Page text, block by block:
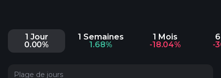
1 Jour
0.00%
1 Semaines
1.68%
1 Mois
-18.04%
-
Plage de jours